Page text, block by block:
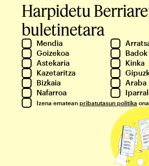
Harpidetu
buletinetara
Mendia
Goizekoa
Badok
Astekaria
Kinka
Kazetaritza
Bizkaia
Araba
Nafarroa
Izena ematean pribatutasun politika